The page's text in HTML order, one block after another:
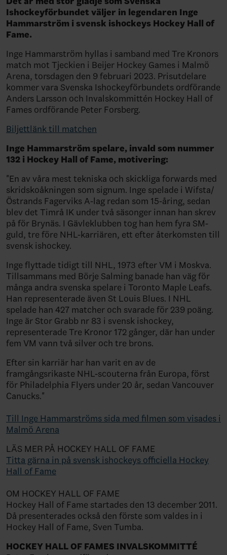
Ishockeyförbundet väljer in legendaren Inge
Hammarström i svensk ishockeys Hockey Hall of
Fame.
Inge Hammarström hyllas i samband med Tre Kronors
match mot Tjeckien i Beijer Hockey Games i Malmö
Arena, torsdagen den 9 februari 2023. Prisutdelare
kommer vara Svenska Ishockeyförbundets ordförande
Anders Larsson och Invalskommittén Hockey Hall of
Fames ordförande Peter Forsberg.
Biljettlänk till matchen
Inge Hammarström spelare, invald som nummer
132 i Hockey Hall of Fame, motivering:
"En av våra mest tekniska och skickliga forwards med
skridskoåkningen som signum. Inge spelade i Wifsta/
Östrands Fagerviks A-lag redan som 15-åring, sedan
blev det Timrå IK under två säsonger innan han skrev
på för Brynäs. I Gävleklubben tog han hem fyra SM-
guld, tre före NHL-karriären, ett efter återkomsten till
svensk ishockey.
Inge flyttade tidigt till NHL, 1973 efter VM i Moskva.
Tillsammans med Börje Salming banade han väg för
många andra svenska spelare i Toronto Maple Leafs.
Han representerade även St Louis Blues. I NHL
spelade han 427 matcher och svarade för 239 poäng.
Inge är Stor Grabb nr 83 i svensk ishockey,
representerade Tre Kronor 172 gånger, där han under
fem VM vann två silver och tre brons.
Efter sin karriär har han varit en av de
framgångsrikaste NHL-scouterna från Europa, först
för Philadelphia Flyers under 20 år, sedan Vancouver
Canucks."
Till Inge Hammarströms sida med filmen som visades i
Malmö Arena
LÄS MER PÅ HOCKEY HALL OF FAME
Titta gärna in på svensk ishockeys officiella Hockey
Hall of Fame
OM HOCKEY HALL OF FAME
Hockey Hall of Fame startades den 13 december 2011.
Då presenterades också den förste som valdes in i
Hockey Hall of Fame, Sven Tumba.
HOCKEY HALL OF FAMES INVALSKOMMITTÉ